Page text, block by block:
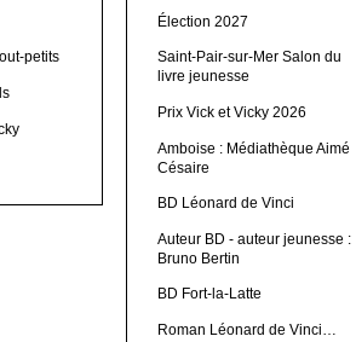
petits
Élection 2027
Saint-Pair-sur-Mer Salon du
livre jeunesse
Prix Vick et Vicky 2026
Amboise : Médiathèque Aimé
Césaire
BD Léonard de Vinci
Auteur BD - auteur jeunesse :
Bruno Bertin
BD Fort-la-Latte
Roman Léonard de Vinci…